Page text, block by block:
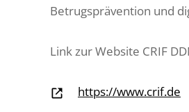
Betrugsprävention und
Link zur Website CRIF
https://www.crif.de